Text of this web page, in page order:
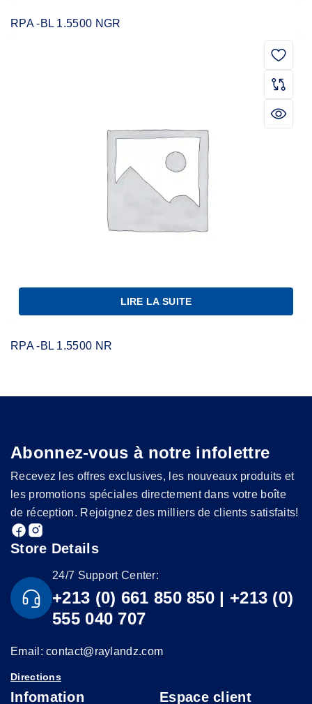
RPA -BL 1.5500 NGR
LIRE LA SUITE
RPA -BL 1.5500 NR
Abonnez-vous à notre infolettre
Recevez les offres exclusives, les nouveaux produits et
les promotions spéciales directement dans votre boîte
de réception. Rejoignez des milliers de clients satisfaits!
Store Details
24/7 Support Center:
+213 (0) 661 850 850 | +213 (0)
555 040 707
Email: contact@raylandz.com
Directions
Infomation Espace client